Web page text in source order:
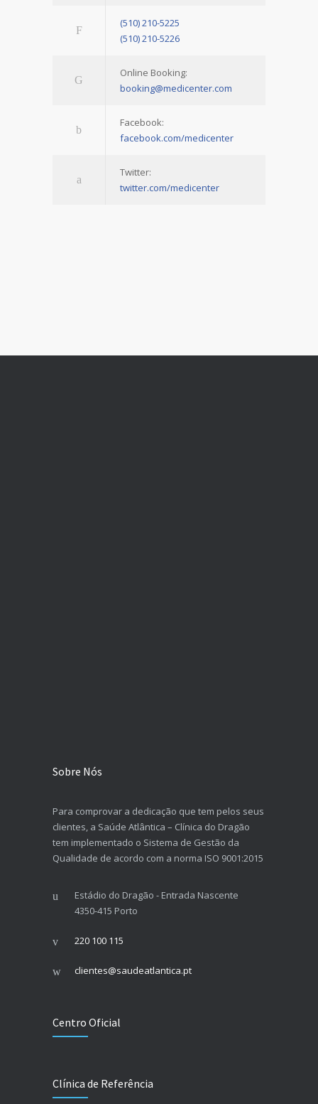
(510) 210-5225
(510) 210-5226
Online Booking:
booking@medicenter.com
Facebook:
facebook.com/medicenter
Twitter:
twitter.com/medicenter
Sobre Nós
Para comprovar a dedicação que tem pelos seus
clientes, a Saúde Atlântica – Clínica do Dragão
tem implementado o Sistema de Gestão da
Qualidade de acordo com a norma ISO 9001:2015
Estádio do Dragão - Entrada Nascente
4350-415 Porto
220 100 115
clientes@saudeatlantica.pt
Centro Oficial
Clínica de Referência